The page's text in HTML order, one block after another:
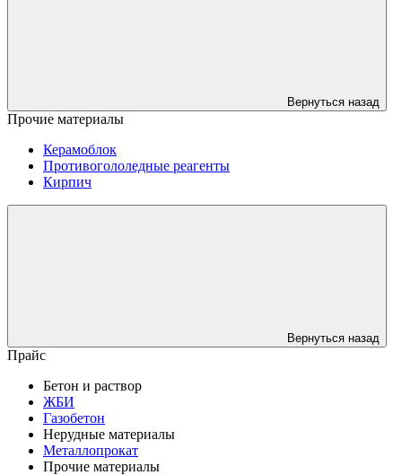
Вернуться назад
Прочие материалы
Керамоблок
Противогололедные реагенты
Кирпич
Вернуться назад
Прайс
Бетон и раствор
ЖБИ
Газобетон
Нерудные материалы
Металлопрокат
Прочие материалы